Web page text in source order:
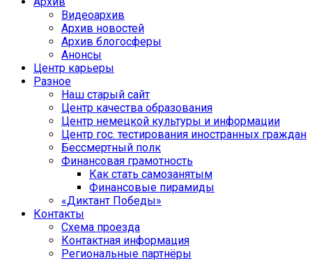
Видеоархив
Архив новостей
Архив блогосферы
Анонсы
Центр карьеры
Разное
Наш старый сайт
Центр качества образования
Центр немецкой культуры и информации
Центр гос. тестирования иностранных граждан
Бессмертный полк
Финансовая грамотность
Как стать самозанятым
Финансовые пирамиды
«Диктант Победы»
Контакты
Схема проезда
Контактная информация
Региональные партнёры